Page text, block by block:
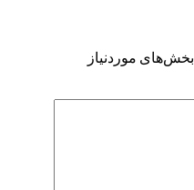
بخش‌های موردنیاز